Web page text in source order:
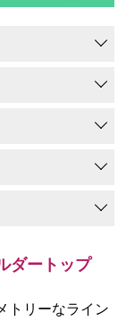
ダートップ
トリーなライン